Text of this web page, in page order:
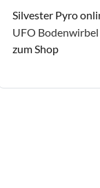
Silvester Pyro
UFO
zum Shop